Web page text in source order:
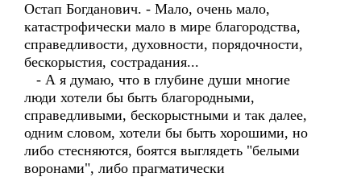
Остап Богданович. - Мало, очень мало,
катастрофически мало в мире благородства,
справедливости, духовности, порядочности,
бескорыстия, сострадания...
- А я думаю, что в глубине души многие
люди хотели бы быть благородными,
справедливыми, бескорыстными и так далее,
одним словом, хотели бы быть хорошими, но
либо стесняются, боятся выглядеть "белыми
воронами", либо прагматически